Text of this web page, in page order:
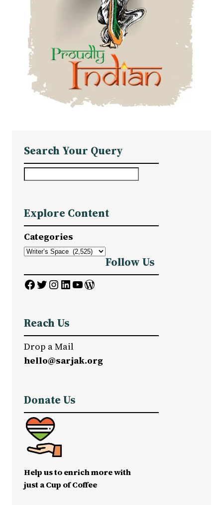
Search Your Query
r
c
h
Explore Content
Categories
Follow Us
Facebook Twitter InstagramLinkedIn YouTube WordPress
Reach Us
Drop a Mail
hello@sarjak.org
Donate Us
Help us to enrich more with
just a Cup of Coffee